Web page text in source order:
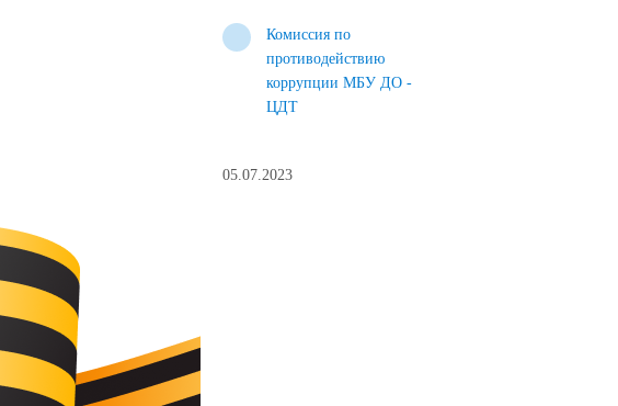
Комиссия по
противодействию
коррупции МБУ ДО -
ЦДТ
05.07.2023